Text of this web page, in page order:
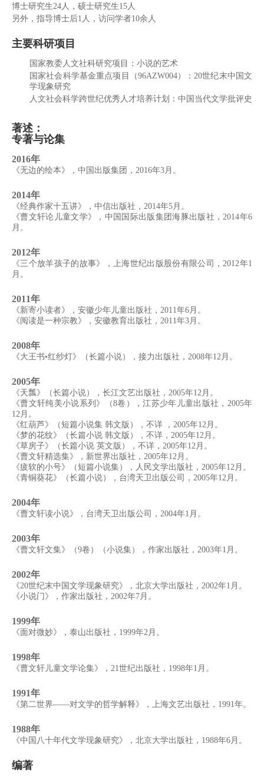
博士研究生24人，硕士研究生15人
另外，指导博士后1人，访问学者10余人
主要科研项目
国家教委人文社科研究项目：小说的艺术
国家社会科学基金重点项目（96AZW004）：20世纪末中国文
学现象研究
人文社会科学跨世纪优秀人才培养计划：中国当代文学批评史
著述：
专著与论集
2016年
《无边的绘本》，中国出版集团，2016年3月。
2014年
《经典作家十五讲》，中信出版社，2014年5月。
《曹文轩论儿童文学》，中国国际出版集团海豚出版社，2014年6
月。
2012年
《三个放羊孩子的故事》，上海世纪出版股份有限公司，2012年1
月。
2011年
《新寄小读者》，安徽少年儿童出版社，2011年6月。
《阅读是一种宗教》，安徽教育出版社，2011年3月。
2008年
《大王书•红纱灯》（长篇小说），接力出版社，2008年12月。
2005年
《天瓢》（长篇小说），长江文艺出版社，2005年12月。
《曹文轩纯美小说系列》（8卷），江苏少年儿童出版社，2005年
12月。
《红葫芦》（短篇小说集 韩文版），不详 ，2005年12月。
《梦的花纹》（长篇小说 韩文版），不详，2005年12月。
《草房子》（长篇小说 英文版），不详，2005年12月。
《曹文轩精选集》，新世界出版社，2005年12月。
《疲软的小号》（短篇小说集），人民文学出版社，2005年12月。
《青铜葵花》（长篇小说），台湾天卫出版公司，2005年12月。
2004年
《曹文轩读小说》，台湾天卫出版公司，2004年1月。
2003年
《曹文轩文集》（9卷）（小说集），作家出版社，2003年1月。
2002年
《20世纪末中国文学现象研究》，北京大学出版社，2002年1月。
《小说门》，作家出版社，2002年7月。
1999年
《面对微妙》，泰山出版社，1999年2月。
1998年
《曹文轩儿童文学论集》，21世纪出版社，1998年1月。
1991年
《第二世界——对文学的哲学解释》，上海文艺出版社，1991年。
1988年
《中国八十年代文学现象研究》，北京大学出版社，1988年6月。
编著